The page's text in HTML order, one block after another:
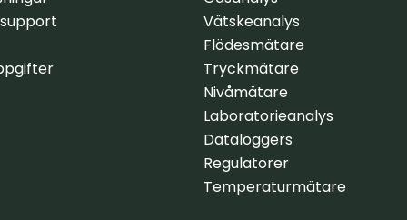
Vätskeanalys
Flödesmätare
Tryckmätare
Nivåmätare
Laboratorieanalys
Dataloggers
Regulatorer
Temperaturmätare